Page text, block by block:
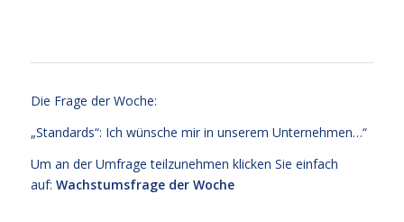
Die Frage der Woche:
„Standards“: Ich wünsche mir in unserem Unternehmen…“
Um an der Umfrage teilzunehmen klicken Sie einfach
auf: Wachstumsfrage der Woche